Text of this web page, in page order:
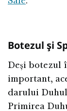
Botezul și
Deși botezul
important,
darului
Primirea